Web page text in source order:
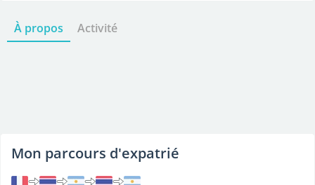
À propos Activité
Mon parcours d'expatrié